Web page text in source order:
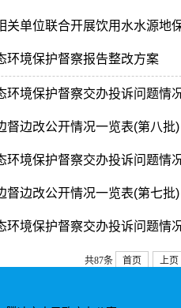
关单位联合开展饮用水水源地
环境保护督察报告整改方案
环境保护督察交办投诉问​题情
督边改公开情况一览表(第八批)
环境保护督察交办投诉问题情
督边改公开情况一览表(第七批)
环境保护督察交办投诉问题情
共87条 首页 上页